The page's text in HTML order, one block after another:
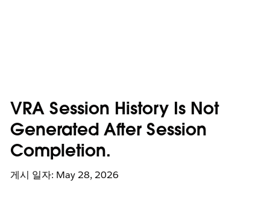
VRA Session History Is Not
Generated After Session
Completion.
게시 일자: May 28, 2026